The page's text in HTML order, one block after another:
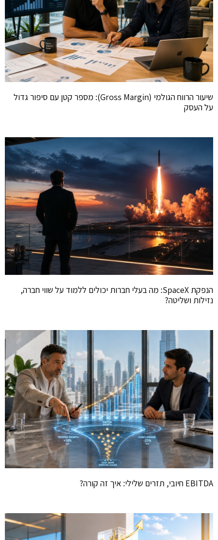
שיעור הרווח הגולמי (Gross Margin): מספר קטן עם סיפור גדול
על העסק
הנפקת SpaceX: מה בעלי חברות יכולים ללמוד על שווי חברה,
נזילות ושליטה?
EBITDA חיובי, תזרים שלילי: איך זה קורה?